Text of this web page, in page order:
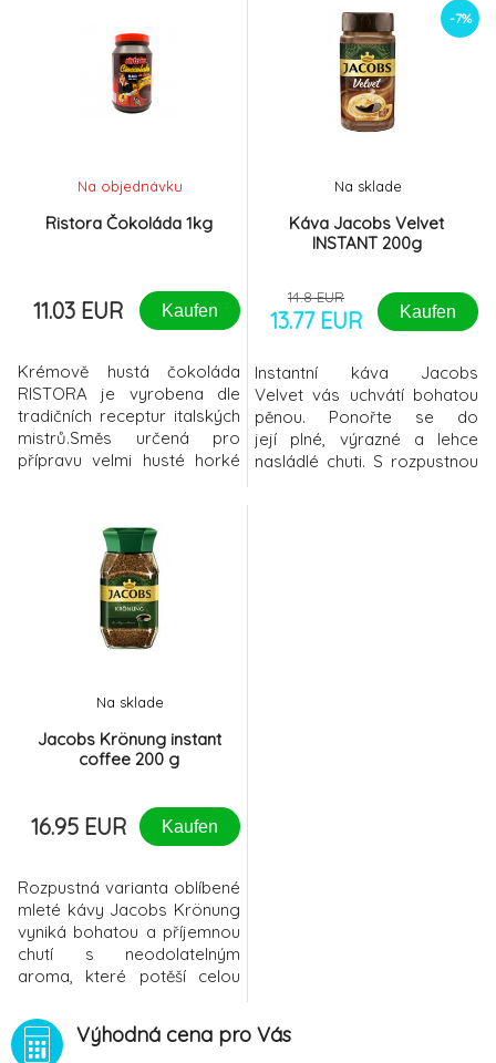
bohatou cremou a plnou
chuťou.Plná chuť s jemnou
Ristora Čokoláda 1kg
Na objednávku
11.03 EUR Kaufen
Krémově hustá čokoláda
RISTORA je vyrobena dle
tradičních receptur italských
mistrů.Směs určená pro
přípravu velmi husté horké
zaručuje dokonalý požitek.
Výhodou čokolády je volba
hustoty nápoje - od
krémové čokolády až po
pudinkově hustou čokoládu.
Ristora tmavá horká
-7%
Káva Jacobs Velvet
INSTANT 200g
Na sklade
14.8 EUR
13.77 EUR Kaufen
Instantní káva Jacobs
Velvet vás uchvátí bohatou
pěnou. Ponořte se do
její plné, výrazné a lehce
nasládlé chuti. S rozpustnou
Jacobs Krönung instant
coffee 200 g
Na sklade
16.95 EUR Kaufen
Rozpustná varianta oblíbené
mleté kávy Jacobs Krönung
vyniká bohatou a příjemnou
chutí s neodolatelným
aroma, které potěší celou
návštěvy. Káva je
zpracována speciální
Výhodná cena pro Vás